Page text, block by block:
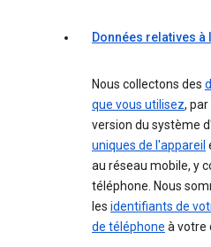
Données relatives
Nous collectons des
que vous utilisez,
version du système
uniques de l'appareil
au réseau mobile, y
téléphone. Nous
les identifiants de
de téléphone à votre